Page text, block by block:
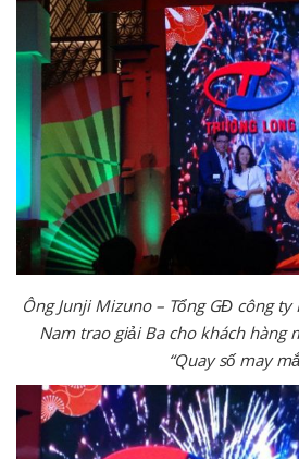
Ông Junji Mizuno – Tổng GĐ công
Nam trao giải Ba cho khách hàng
“Quay số may